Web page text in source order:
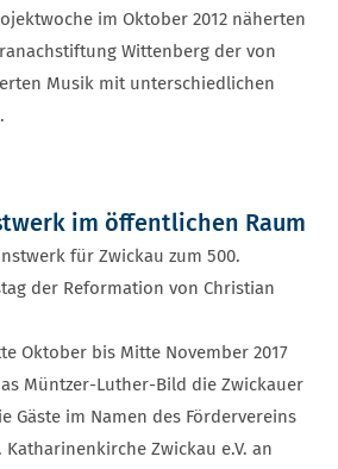
im Oktober 2012 näherten
Wittenberg der von
Musik mit unterschiedlichen
im öffentlichen Raum
für Zwickau zum 500.
der Reformation von Christian
Oktober bis Mitte November 2017
Müntzer-Luther-Bild die Zwickauer
Gäste im Namen des Fördervereins
Katharinenkirche Zwickau e.V. an